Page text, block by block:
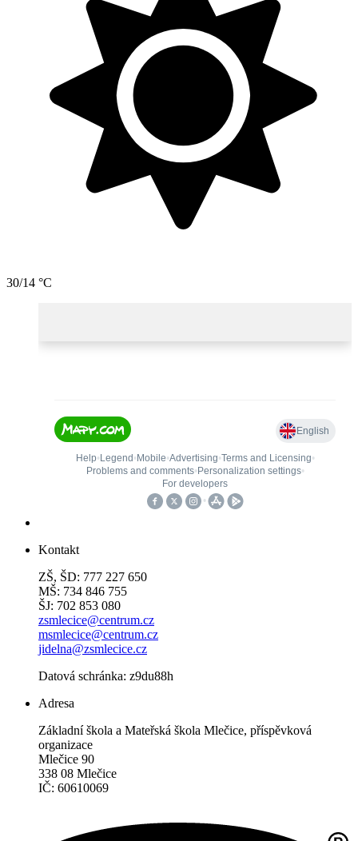
30/14 °C
Kontakt
ZŠ, ŠD: 777 227 650
MŠ: 734 846 755
ŠJ: 702 853 080
zsmlecice@centrum.cz
msmlecice@centrum.cz
jidelna@zsmlecice.cz
Datová schránka: z9du88h
Adresa
Základní škola a Mateřská škola Mlečice, příspěvková
organizace
Mlečice 90
338 08 Mlečice
IČ: 60610069